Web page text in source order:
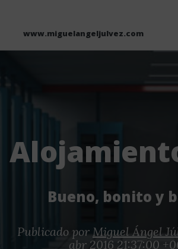
www.miguelangeljulvez.com
Bueno, bonito y
Publicado por Miguel Ángel
abr 2016 21:37:00